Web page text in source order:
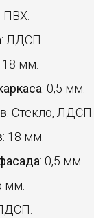
: ПВХ.
: ЛДСП.
18 мм.
: 0,5 мм.
: Стекло, ЛДСП.
: 18 мм.
: 0,5 мм.
мм.